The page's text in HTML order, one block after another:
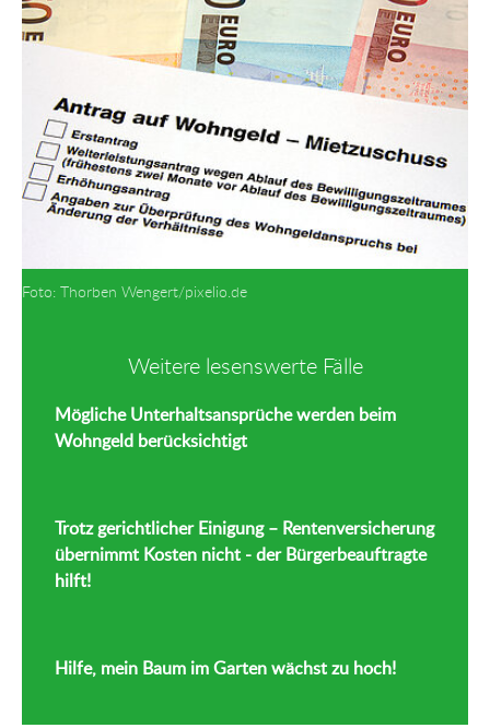
Foto: Thorben Wengert/pixelio.de
Weitere lesenswerte Fälle
Mögliche Unterhaltsansprüche werden beim
Wohngeld berücksichtigt
Trotz gerichtlicher Einigung – Rentenversicherung
übernimmt Kosten nicht - der Bürgerbeauftragte
hilft!
Hilfe, mein Baum im Garten wächst zu hoch!